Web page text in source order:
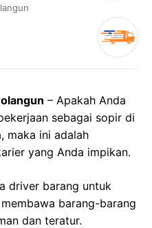
– Apakah Anda
sebagai sopir di
maka ini adalah
yang Anda impikan.
driver barang untuk
barang-barang
dan teratur.